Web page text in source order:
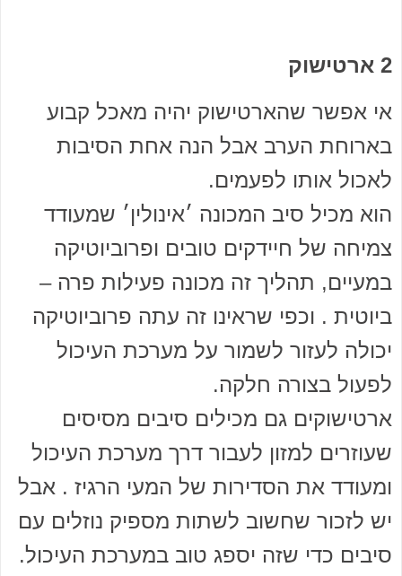
2 ארטישוק
אי אפשר שהארטישוק יהיה מאכל קבוע
בארוחת הערב אבל הנה אחת הסיבות
לאכול אותו לפעמים.
הוא מכיל סיב המכונה ׳אינולין׳ שמעודד
צמיחה של חיידקים טובים ופרוביוטיקה
במעיים, תהליך זה מכונה פעילות פרה –
ביוטית . וכפי שראינו זה עתה פרוביוטיקה
יכולה לעזור לשמור על מערכת העיכול
לפעול בצורה חלקה.
ארטישוקים גם מכילים סיבים מסיסים
שעוזרים למזון לעבור דרך מערכת העיכול
ומעודד את הסדירות של המעי הרגיז . אבל
יש לזכור שחשוב לשתות מספיק נוזלים עם
סיבים כדי שזה יספג טוב במערכת העיכול.